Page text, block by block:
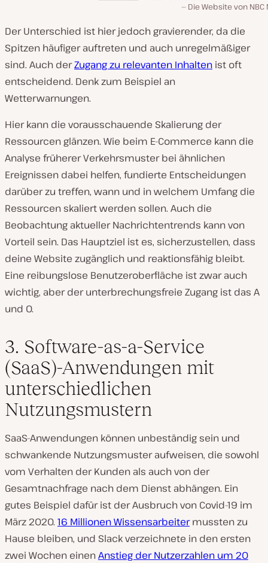
Die Website von NBC
Der Unterschied ist hier jedoch gravierender, da die
Spitzen häufiger auftreten und auch unregelmäßiger
sind. Auch derZugang zu relevanten Inhalten ist oft
entscheidend. Denk zum Beispiel an
Wetterwarnungen.
Hier kann die vorausschauende Skalierung der
Ressourcen glänzen. Wie beim E-Commerce kann die
Analyse früherer Verkehrsmuster bei ähnlichen
Ereignissen dabei helfen, fundierte Entscheidungen
darüber zu treffen, wann und in welchem Umfang die
Ressourcen skaliert werden sollen. Auch die
Beobachtung aktueller Nachrichtentrends kann von
Vorteil sein. Das Hauptziel ist es, sicherzustellen, dass
deine Website zugänglich und reaktionsfähig bleibt.
Eine reibungslose Benutzeroberfläche ist zwar auch
wichtig, aber der unterbrechungsfreie Zugang ist das A
und O.
3. Software-as-a-Service
(SaaS)-Anwendungen mit
unterschiedlichen
Nutzungsmustern
SaaS-Anwendungen können unbeständig sein und
schwankende Nutzungsmuster aufweisen, die sowohl
vom Verhalten der Kunden als auch von der
Gesamtnachfrage nach dem Dienst abhängen. Ein
gutes Beispiel dafür ist der Ausbruch von Covid-19 im
März 2020. 16 Millionen Wissensarbeitermussten zu
Hause bleiben, und Slack verzeichnete in den ersten
zwei Wochen einenAnstieg der Nutzerzahlen um 20